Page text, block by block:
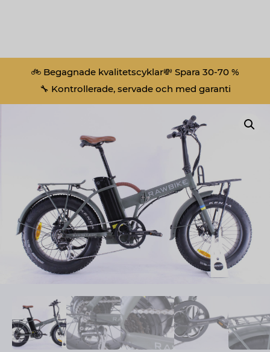
🚲 Begagnade kvalitetscyklar💸 Spara 30-70 %
🔧 Kontrollerade, servade och med garanti